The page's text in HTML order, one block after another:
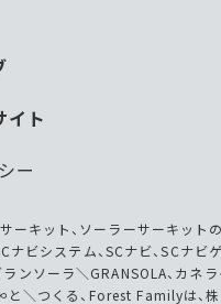
イト
ー
ーキット、ソーラーサーキット
ナビシステム、SCナビ、SCナ
ンソーラ＼GRANSOLA、カネ
＼つくる、Forest Familyは、